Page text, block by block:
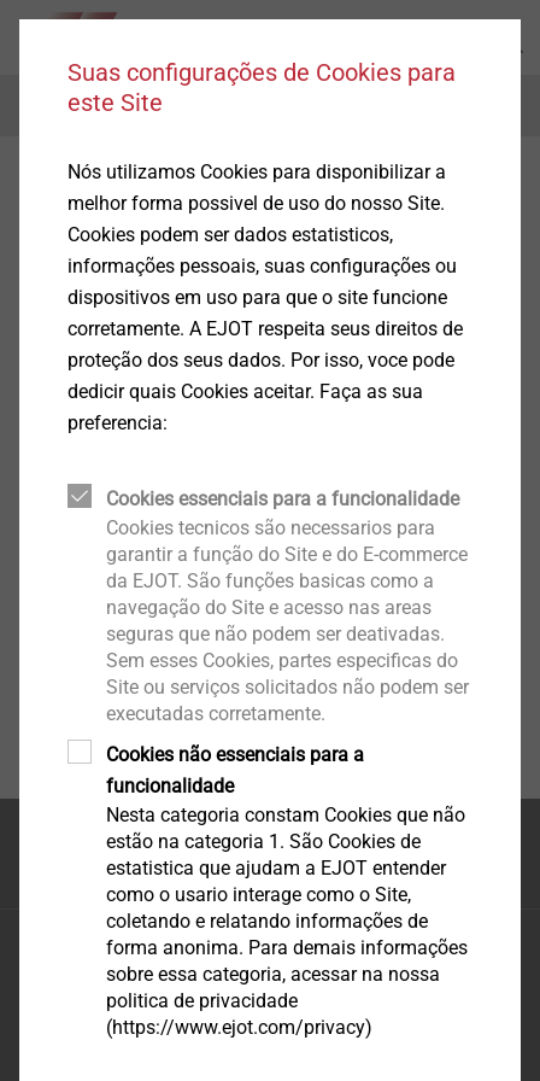
Menu
Topo da página
EJOT-FEY Sistemas de Fixação Ltda
Rod. BR470 – km 73,63 – n°3620 – Galpão 02
Bairro Estradinha
CEP 89083-285 Indaial, SC - Brasil
Suas configurações de Cookies para
este Site
Nós utilizamos Cookies para disponibilizar a
melhor forma possivel de uso do nosso Site.
Cookies podem ser dados estatisticos,
informações pessoais, suas configurações ou
dispositivos em uso para que o site funcione
corretamente. A EJOT respeita seus direitos de
proteção dos seus dados. Por isso, voce pode
dedicir quais Cookies aceitar. Faça as sua
preferencia:
Cookies essenciais para a funcionalidade
Cookies tecnicos são necessarios para
garantir a função do Site e do E-commerce
da EJOT. São funções basicas como a
navegação do Site e acesso nas areas
seguras que não podem ser deativadas.
Sem esses Cookies, partes especificas do
Site ou serviços solicitados não podem ser
executadas corretamente.
Cookies não essenciais para a
funcionalidade
Nesta categoria constam Cookies que não
estão na categoria 1. São Cookies de
estatistica que ajudam a EJOT entender
como o usario interage como o Site,
coletando e relatando informações de
forma anonima. Para demais informações
sobre essa categoria, acessar na nossa
politica de privacidade
(https://www.ejot.com/privacy)